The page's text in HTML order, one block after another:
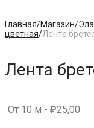
Главная/Магазин/
цветная/Лента
Лента
От 10 м - ₽25,00